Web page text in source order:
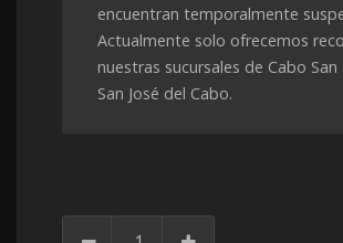
encuentran temporalmente
Actualmente solo ofrecemos
nuestras sucursales de Cabo San
San José del Cabo.